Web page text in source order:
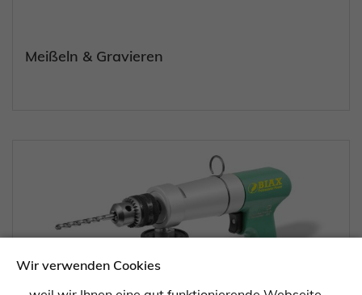
Meißeln & Gravieren
Wir verwenden Cookies